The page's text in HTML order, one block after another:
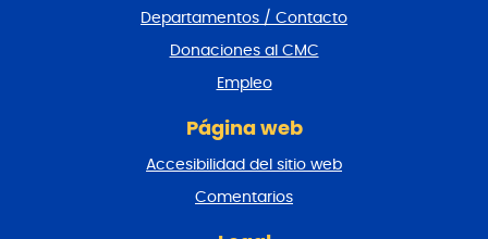
Departamentos / Contacto
Donaciones al CMC
Empleo
Página web
Accesibilidad del sitio web
Comentarios